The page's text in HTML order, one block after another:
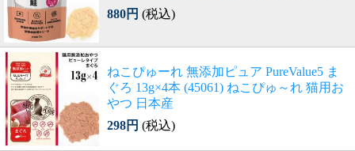
880円 (税込)
ねこぴゅーれ 無添加ピュア PureValue5 ま
ぐろ 13g×4本 (45061) ねこぴゅ～れ 猫用お
やつ 日本産
298円 (税込)